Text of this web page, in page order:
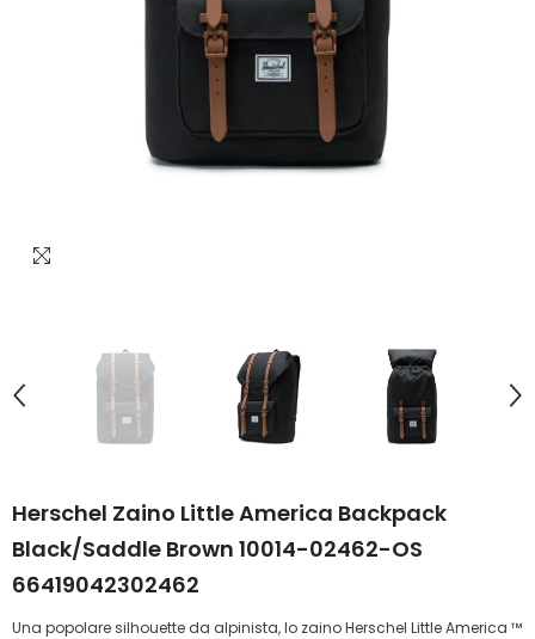
Herschel Zaino Little America Backpack
Black/Saddle Brown 10014-02462-OS
66419042302462
Una popolare silhouette da alpinista, lo zaino Herschel Little America ™